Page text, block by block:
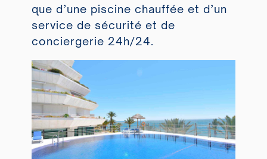
que d’une piscine chauffée et d’un
service de sécurité et de
conciergerie 24h/24.